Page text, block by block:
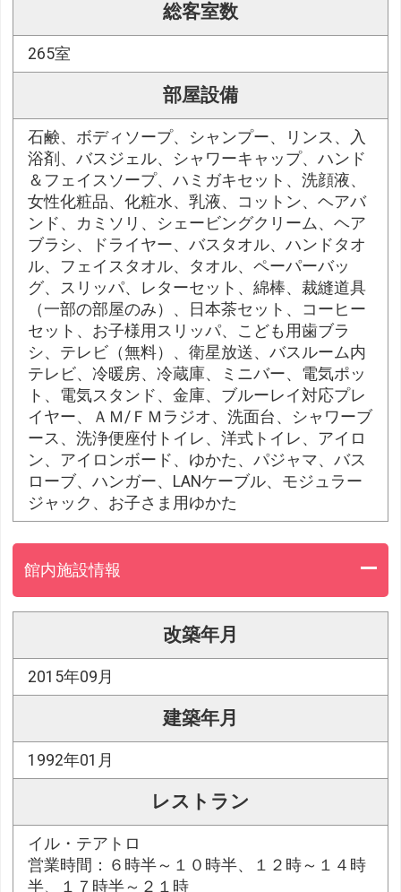
総客室数
265室
部屋設備
石鹸、ボディソープ、シャンプー、リンス、入
浴剤、バスジェル、シャワーキャップ、ハンド
＆フェイスソープ、ハミガキセット、洗顔液、
女性化粧品、化粧水、乳液、コットン、ヘアバ
ンド、カミソリ、シェービングクリーム、ヘア
ブラシ、ドライヤー、バスタオル、ハンドタオ
ル、フェイスタオル、タオル、ペーパーバッ
グ、スリッパ、レターセット、綿棒、裁縫道具
（一部の部屋のみ）、日本茶セット、コーヒー
セット、お子様用スリッパ、こども用歯ブラ
シ、テレビ（無料）、衛星放送、バスルーム内
テレビ、冷暖房、冷蔵庫、ミニバー、電気ポッ
ト、電気スタンド、金庫、ブルーレイ対応プレ
イヤー、ＡＭ/ＦＭラジオ、洗面台、シャワーブ
ース、洗浄便座付トイレ、洋式トイレ、アイロ
ン、アイロンボード、ゆかた、パジャマ、バス
ローブ、ハンガー、LANケーブル、モジュラー
ジャック、お子さま用ゆかた
館内施設情報
改築年月
2015年09月
建築年月
1992年01月
レストラン
イル・テアトロ
営業時間：６時半～１０時半、１２時～１４時
半、１７時半～２１時